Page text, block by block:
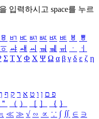
을 입력하시고 space를 누르
ㅱ ㅲ ㅳ ㅴ ㅵ ㅶ ㅷ ㅸ
ㅹ
ㆆ ㆇ ㆈ ㆉ ㆊ ㆋ ㆌ ㆍ
ㆎ
Σ ΤΥ Φ Χ Ψ Ω α β γ δ ε ζ η
פ ם ן ו ט א ר ק ף
＂ （ ） ［ ］ ｛ ｝
≪ ≫ √ ∽ ∝ ∵ ∫ ∬ ∈ ∋